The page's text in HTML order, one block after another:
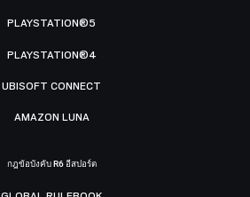
PLAYSTATION®5
PLAYSTATION®4
UBISOFT CONNECT
AMAZON LUNA
กฎข้อบังคับ R6 อีสปอร์ต